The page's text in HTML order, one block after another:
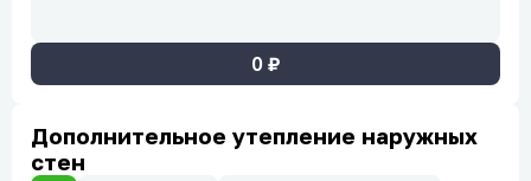
0₽
Дополнительное утепление наружных
стен